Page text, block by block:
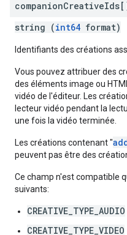
companionCreative
string (int64 format)
Identifiants des créations
Vous pouvez attribuer des
des éléments image ou
vidéo de l'éditeur. Les
lecteur vidéo pendant la
une fois la vidéo terminée.
Les créations contenant "
peuvent pas être des
Ce champ n'est compatible
suivants:
CREATIVE_TYPE_AUDIO
CREATIVE_TYPE_VIDEO